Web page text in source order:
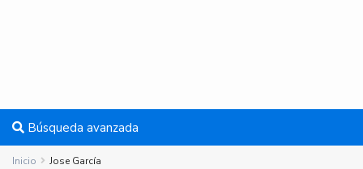
Búsqueda avanzada
Inicio Jose García